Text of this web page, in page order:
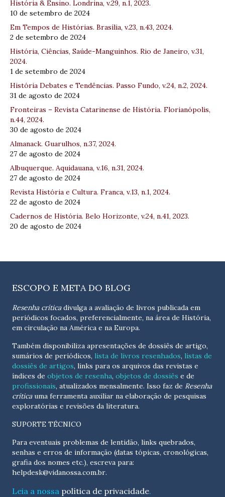
História & Ensino. Londrina, v.29, n.1, 2023.
10 de setembro de 2024
Em Tempos de Histórias. Brasília, v.23, n.43, 2024.
2 de setembro de 2024
História, Ciências, Saúde-Manguinhos. Rio de Janeiro, v.31,
2024.
1 de setembro de 2024
História Debates e Tendências. Passo Fundo, v.24, n.2, 2024.
31 de agosto de 2024
Fronteiras – Revista Catarinense de História. Florianópolis,
n.44, 2024.
30 de agosto de 2024
Almanack. Guarulhos, n.37, 2024.
27 de agosto de 2024
Albuquerque. Aquidauana, v.16, n.31, 2024.
27 de agosto de 2024
Revista História e Cultura. Franca, v.13, n.1, 2024.
22 de agosto de 2024
Cadernos de História. Belo Horizonte, v.24, n.41, 2023.
20 de agosto de 2024
ESCOPO E META DO BLOG
Resenha críticadivulga a avaliação de livros publicada em
periódicos focados, preferencialmente, na área de História,
em circulação na América e na Europa.
Também disponibiliza apresentações de dossiês de artigo,
sumários de periódicos, lista de livros resenhados, listas de
dossiês de artigos, links para os arquivos das revistas e
índices de objetos de resenha, objetos de dossiês e de
profissionais, atualizados mensalmente. Isso faz de Resenha
críticauma ferramenta auxiliar na elaboração de pesquisas
exploratórias e revisões da literatura.
SUPORTE TÉCNICO
Para eventuais problemas de lentidão, links quebrados,
senhas e erros de informação (datas tópicas, cronológicas,
helpdesk@vidanossa.com.br.
Leia a nossa política de privacidade.